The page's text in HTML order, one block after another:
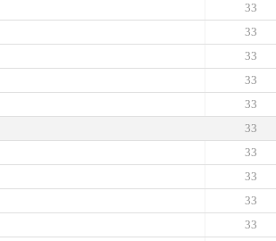
33
33
33
33
33
33
33
33
33
33